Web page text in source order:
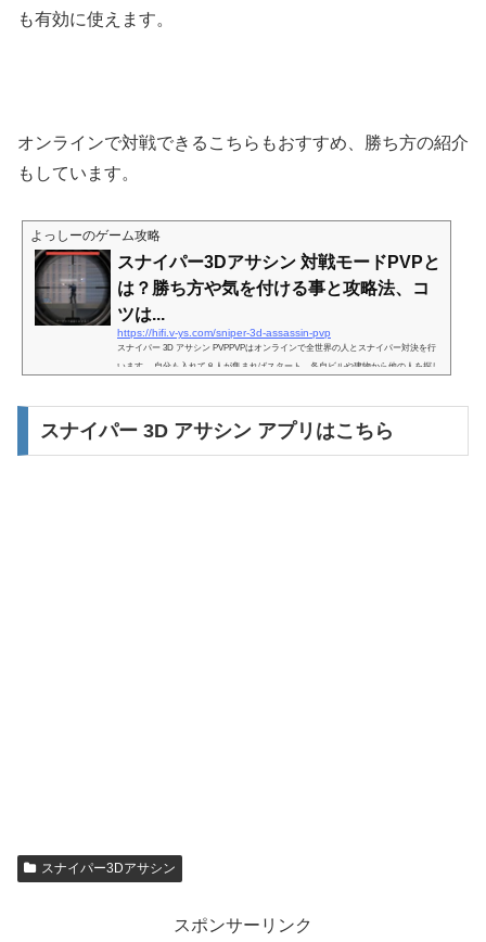
も有効に使えます。
オンラインで対戦できるこちらもおすすめ、勝ち方の紹介
もしています。
よっしーのゲーム攻略
スナイパー3Dアサシン 対戦モードPVPと
は？勝ち方や気を付ける事と攻略法、コ
ツは...
https://hifi.v-ys.com/sniper-3d-assassin-pvp
スナイパー 3D アサシン PVPPVPはオンラインで全世界の人とスナイパー対決を行
います。 自分も入れて８人が集まればスタート、各自ビルや建物から他の人を探し
に入るのでミッション開始を押すとマッチングが始まります。 ※ここでスナイパー
ライフルを持っていないと強制で持ち替えさせられます。マッチングが始まると戦
う相手のリストが並びます。国旗が並ぶと各国でプレイさ...
スナイパー 3D アサシン アプリはこちら
スナイパー3Dアサシン
スポンサーリンク